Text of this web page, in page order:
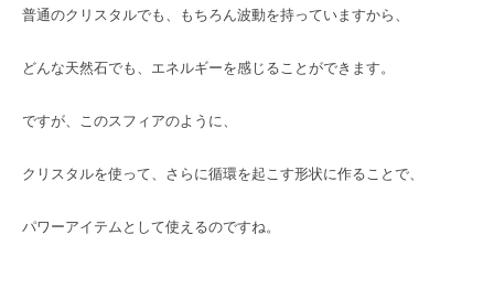
普通のクリスタルでも、もちろん波動を持っていますから、
どんな天然石でも、エネルギーを感じることができます。
ですが、このスフィアのように、
クリスタルを使って、さらに循環を起こす形状に作ることで、
パワーアイテムとして使えるのですね。